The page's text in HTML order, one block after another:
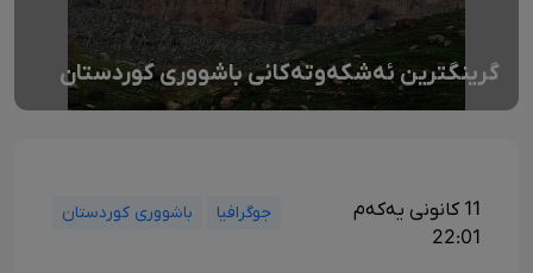
گرینگترین ئەشکەوتەکانی باشووری کوردستان
11 کانونی یەکەم
22:01
جوگرافیا باشووری کوردستان